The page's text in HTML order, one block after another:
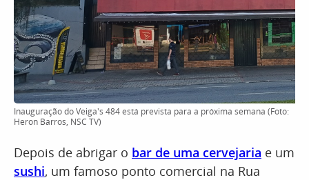
Inauguração do Veiga's 484 está prevista para a próxima semana (Foto:
Heron Barros, NSC TV)
Depois de abrigar o bar de uma cervejaria e um
sushi, um famoso ponto comercial na Rua